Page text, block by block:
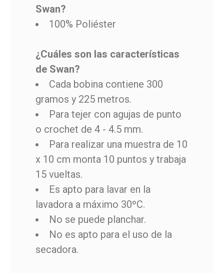
Swan?
100% Poliéster
¿Cuáles son las características
de Swan?
Cada bobina contiene 300
gramos y 225 metros.
Para tejer con agujas de punto
o crochet de 4 - 4.5 mm.
Para realizar una muestra de 10
x 10 cm monta 10 puntos y trabaja
15 vueltas.
Es apto para lavar en la
lavadora a máximo 30ºC.
No se puede planchar.
No es apto para el uso de la
secadora.